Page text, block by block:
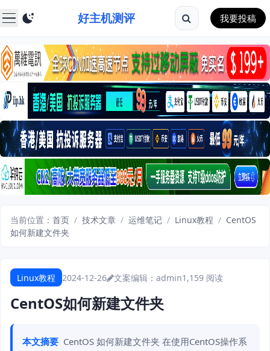
好主机测评 我要投稿
当前位置： 首页 / 技术文章 / 运维笔记 / Linux教程 / CentOS
如何新建文件夹
Linux教程 2024-12-26 文案编辑：admin1,159 阅读
CentOS如何新建文件夹
本文摘要 CentOS 如何新建文件夹 在使用CentOS操作系